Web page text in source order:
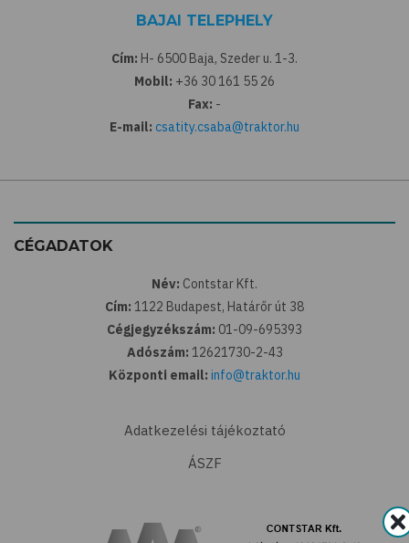
BAJAI TELEPHELY
Cím: H- 6500 Baja, Szeder u. 1-3.
Mobil: +36 30 161 55 26
Fax: -
E-mail: csatity.csaba@traktor.hu
CÉGADATOK
Név: Contstar Kft.
Cím: 1122 Budapest, Határőr út 38
Cégjegyzékszám: 01-09-695393
Adószám: 12621730-2-43
Központi email: info@traktor.hu
Adatkezelési tájékoztató
ÁSZF